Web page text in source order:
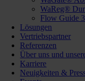
WaReg®
Flow Guide
Lösungen
Vertriebspartner
Referenzen
Über uns und
Karriere
Neuigkeiten &